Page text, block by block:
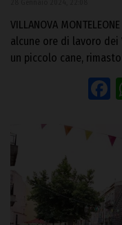
VILLANOVA
alcune ore di lavoro dei
un piccolo cane,